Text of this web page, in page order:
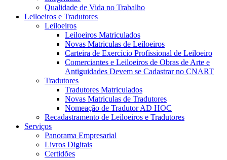
Qualidade de Vida no Trabalho
Leiloeiros e Tradutores
Leiloeiros
Leiloeiros Matriculados
Novas Matriculas de Leiloeiros
Carteira de Exercício Profissional de Leiloeiro
Comerciantes e Leiloeiros de Obras de Arte e
Antiguidades Devem se Cadastrar no CNART
Tradutores
Tradutores Matriculados
Novas Matriculas de Tradutores
Nomeação de Tradutor AD HOC
Recadastramento de Leiloeiros e Tradutores
Serviços
Panorama Empresarial
Livros Digitais
Certidões